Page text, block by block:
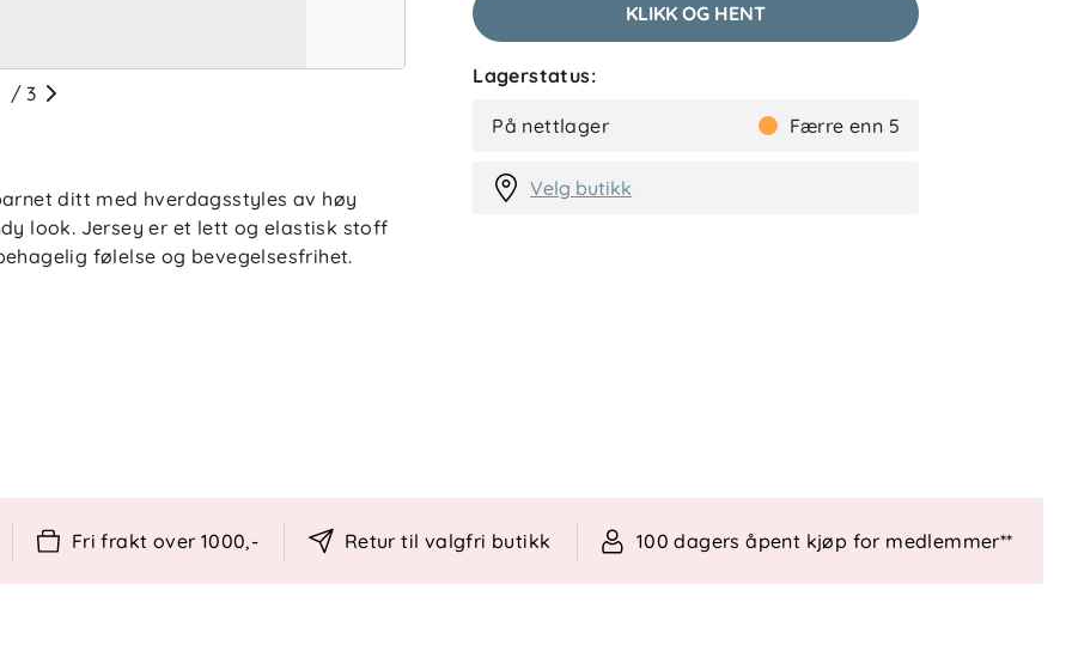
/ 3
ditt med hverdagsstyles av høy
look. Jersey er et lett og elastisk stoff
følelse og bevegelsesfrihet.
KLIKK OG HENT
Lagerstatus:
På nettlager Færre enn 5
Velg butikk
Fri frakt over 1000,- Retur til valgfri butikk 100 dagers åpent kjøp for medlemmer**